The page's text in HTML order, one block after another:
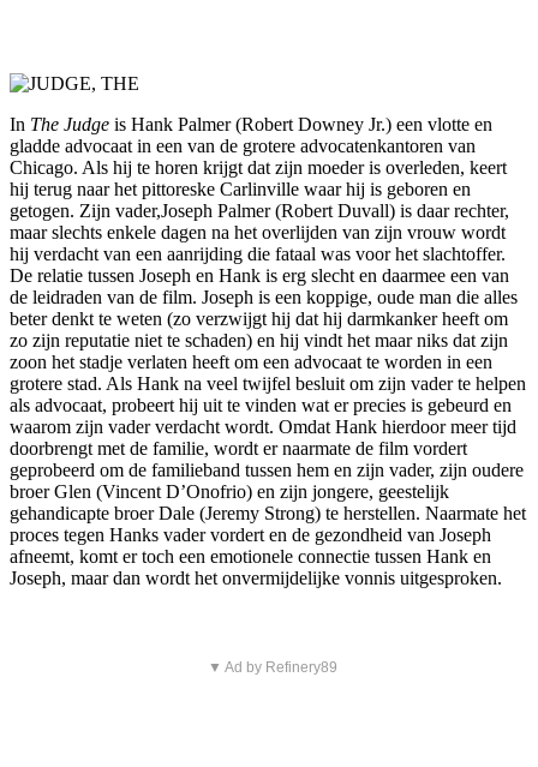
In The Judge is Hank Palmer (Robert Downey Jr.) een vlotte en
gladde advocaat in een van de grotere advocatenkantoren van
Chicago. Als hij te horen krijgt dat zijn moeder is overleden, keert
hij terug naar het pittoreske Carlinville waar hij is geboren en
getogen. Zijn vader,Joseph Palmer (Robert Duvall) is daar rechter,
maar slechts enkele dagen na het overlijden van zijn vrouw wordt
hij verdacht van een aanrijding die fataal was voor het slachtoffer.
De relatie tussen Joseph en Hank is erg slecht en daarmee een van
de leidraden van de film. Joseph is een koppige, oude man die alles
beter denkt te weten (zo verzwijgt hij dat hij darmkanker heeft om
zo zijn reputatie niet te schaden) en hij vindt het maar niks dat zijn
zoon het stadje verlaten heeft om een advocaat te worden in een
grotere stad. Als Hank na veel twijfel besluit om zijn vader te helpen
als advocaat, probeert hij uit te vinden wat er precies is gebeurd en
waarom zijn vader verdacht wordt. Omdat Hank hierdoor meer tijd
doorbrengt met de familie, wordt er naarmate de film vordert
geprobeerd om de familieband tussen hem en zijn vader, zijn oudere
broer Glen (Vincent D’Onofrio) en zijn jongere, geestelijk
gehandicapte broer Dale (Jeremy Strong) te herstellen. Naarmate het
proces tegen Hanks vader vordert en de gezondheid van Joseph
afneemt, komt er toch een emotionele connectie tussen Hank en
Joseph, maar dan wordt het onvermijdelijke vonnis uitgesproken.
▼ Ad by Refinery89